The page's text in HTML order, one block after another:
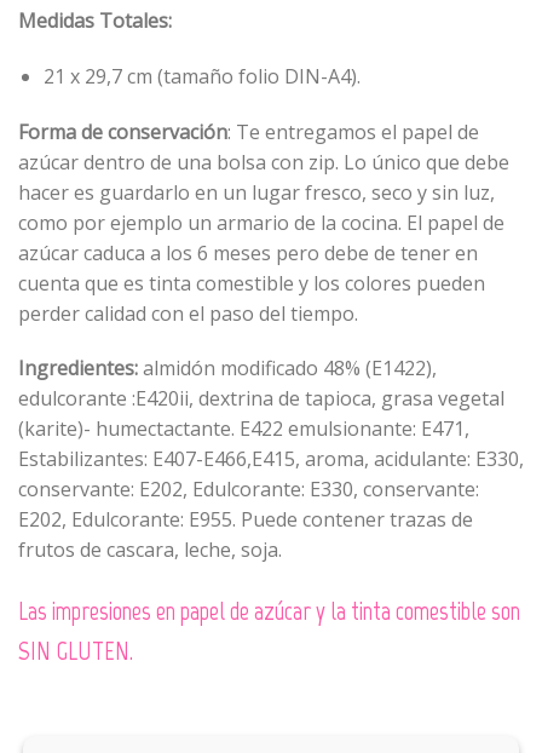
Medidas Totales:
21 x 29,7 cm (tamaño folio DIN-A4).
Forma de conservación: Te entregamos el papel de
azúcar dentro de una bolsa con zip. Lo único que debe
hacer es guardarlo en un lugar fresco, seco y sin luz,
como por ejemplo un armario de la cocina. El papel de
azúcar caduca a los 6 meses pero debe de tener en
cuenta que es tinta comestible y los colores pueden
perder calidad con el paso del tiempo.
Ingredientes:almidón modificado 48% (E1422),
edulcorante :E420ii, dextrina de tapioca, grasa vegetal
(karite)- humectactante. E422 emulsionante: E471,
Estabilizantes: E407-E466,E415, aroma, acidulante: E330,
conservante: E202, Edulcorante: E330, conservante:
E202, Edulcorante: E955. Puede contener trazas de
frutos de cascara, leche, soja.
Las impresiones en papel de azúcar y la tinta comestible son
SIN GLUTEN.